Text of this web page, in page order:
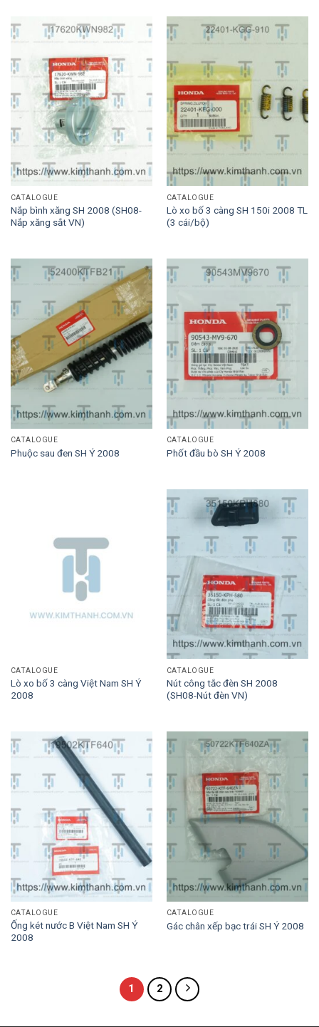
CATALOGUE
Nắp bình xăng SH 2008 (SH08-
Nắp xăng sắt VN)
CATALOGUE
Lò xo bố 3 càng SH 150i 2008 TL
(3 cái/bộ)
CATALOGUE
Phuộc sau đen SH Ý 2008
CATALOGUE
Phốt đầu bò SH Ý 2008
CATALOGUE
Lò xo bố 3 càng Việt Nam SH Ý
2008
CATALOGUE
Nút công tắc đèn SH 2008
(SH08-Nút đèn VN)
CATALOGUE
Ống két nước B Việt Nam SH Ý
2008
CATALOGUE
Gác chân xếp bạc trái SH Ý 2008
1 2